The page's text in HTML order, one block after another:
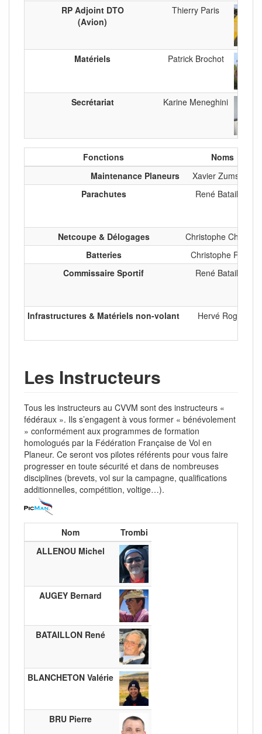
RP Adjoint DTO
(Avion)
Thierry Paris
Matériels Patrick Brochot
Secrétariat Karine Meneghini
Fonctions
Noms
Maintenance Planeurs
Xavier Zumstein
Parachutes
René Bataillon
Netcoupe & Délogages
Christophe Cheynet
Batteries
Christophe Ravel
Commissaire Sportif
René Bataillon
Infrastructures & Matériels non-volant Hervé Rogier
Les Instructeurs
Tous les instructeurs au CVVM sont des instructeurs «
fédéraux ». Ils s’engagent à vous former « bénévolement
» conformément aux programmes de formation
homologués par la Fédération Française de Vol en
Planeur. Ce seront vos pilotes référents pour vous faire
progresser en toute sécurité et dans de nombreuses
disciplines (brevets, vol sur la campagne, qualifications
additionnelles, compétition, voltige…).
Nom
Trombi
ALLENOU Michel
AUGEY Bernard
BATAILLON René
BLANCHETON Valérie
BRU Pierre